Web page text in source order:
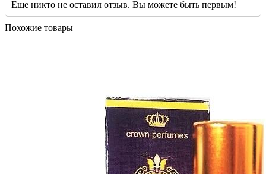
Еще никто не оставил отзыв. Вы можете быть первым!
Похожие товары